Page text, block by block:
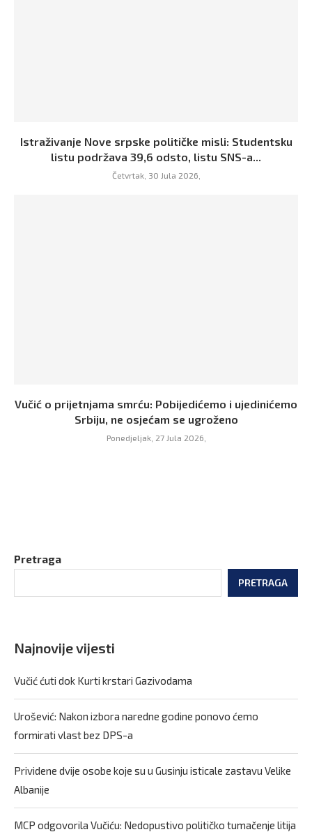
Istraživanje Nove srpske političke misli: Studentsku
listu podržava 39,6 odsto, listu SNS-a...
Četvrtak, 30 Jula 2026,
Vučić o prijetnjama smrću: Pobijedićemo i ujedinićemo
Srbiju, ne osjećam se ugroženo
Ponedjeljak, 27 Jula 2026,
Pretraga
PRETRAGA
Najnovije vijesti
Vučić ćuti dok Kurti krstari Gazivodama
Urošević: Nakon izbora naredne godine ponovo ćemo
formirati vlast bez DPS-a
Prividene dvije osobe koje su u Gusinju isticale zastavu Velike
Albanije
MCP odgovorila Vučiću: Nedopustivo političko tumačenje litija